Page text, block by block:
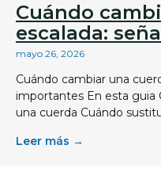
Cuándo
escalada:
mayo 26, 2026
Cuándo cambiar una
importantes En esta
una cuerda Cuándo
Leer más →